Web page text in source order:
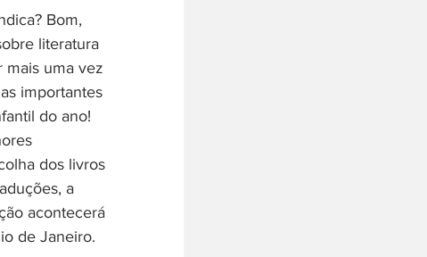
Bom,
literatura
mais uma vez
importantes
do ano!
dos livros
a
acontecerá
de Janeiro.